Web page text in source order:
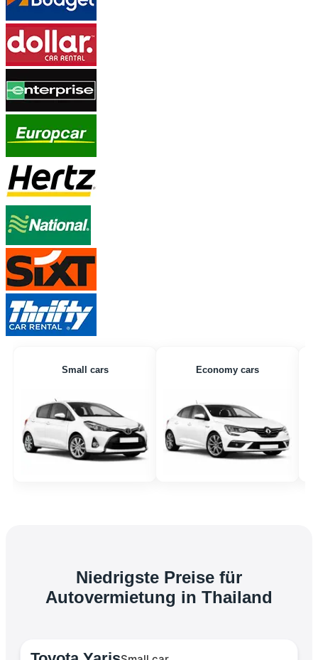
Small cars Economy cars
Niedrigste Preise für
Autovermietung in Thailand